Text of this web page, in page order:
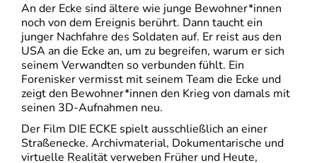
An der Ecke sind ältere wie junge Bewohner*innen
noch von dem Ereignis berührt. Dann taucht ein
junger Nachfahre des Soldaten auf. Er reist aus den
USA an die Ecke an, um zu begreifen, warum er sich
seinem Verwandten so verbunden fühlt. Ein
Forenisker vermisst mit seinem Team die Ecke und
zeigt den Bewohner*innen den Krieg von damals mit
seinen 3D-Aufnahmen neu.
Der Film DIE ECKE spielt ausschließlich an einer
Straßenecke. Archivmaterial, Dokumentarische und
virtuelle Realität verweben Früher und Heute,